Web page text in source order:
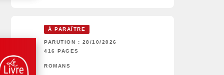
À PARAÎTRE
PARUTION : 28/10/2026
416 PAGES
ROMANS